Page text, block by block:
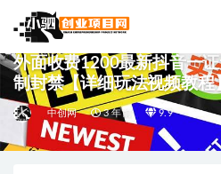
外面收费1200最新抖音一
制封禁【详细玩法视频教程
中创网 3 年前 9.9